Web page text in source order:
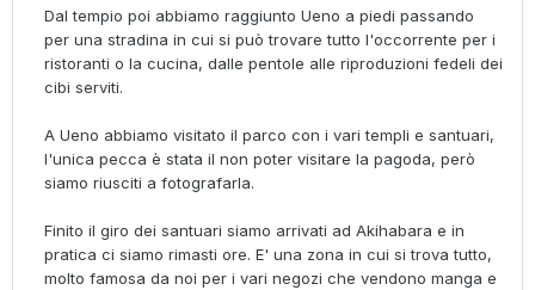
Dal tempio poi abbiamo raggiunto Ueno a piedi passando
per una stradina in cui si può trovare tutto l'occorrente per i
ristoranti o la cucina, dalle pentole alle riproduzioni fedeli dei
cibi serviti.
A Ueno abbiamo visitato il parco con i vari templi e santuari,
l'unica pecca è stata il non poter visitare la pagoda, però
siamo riusciti a fotografarla.
Finito il giro dei santuari siamo arrivati ad Akihabara e in
pratica ci siamo rimasti ore. E' una zona in cui si trova tutto,
molto famosa da noi per i vari negozi che vendono manga e